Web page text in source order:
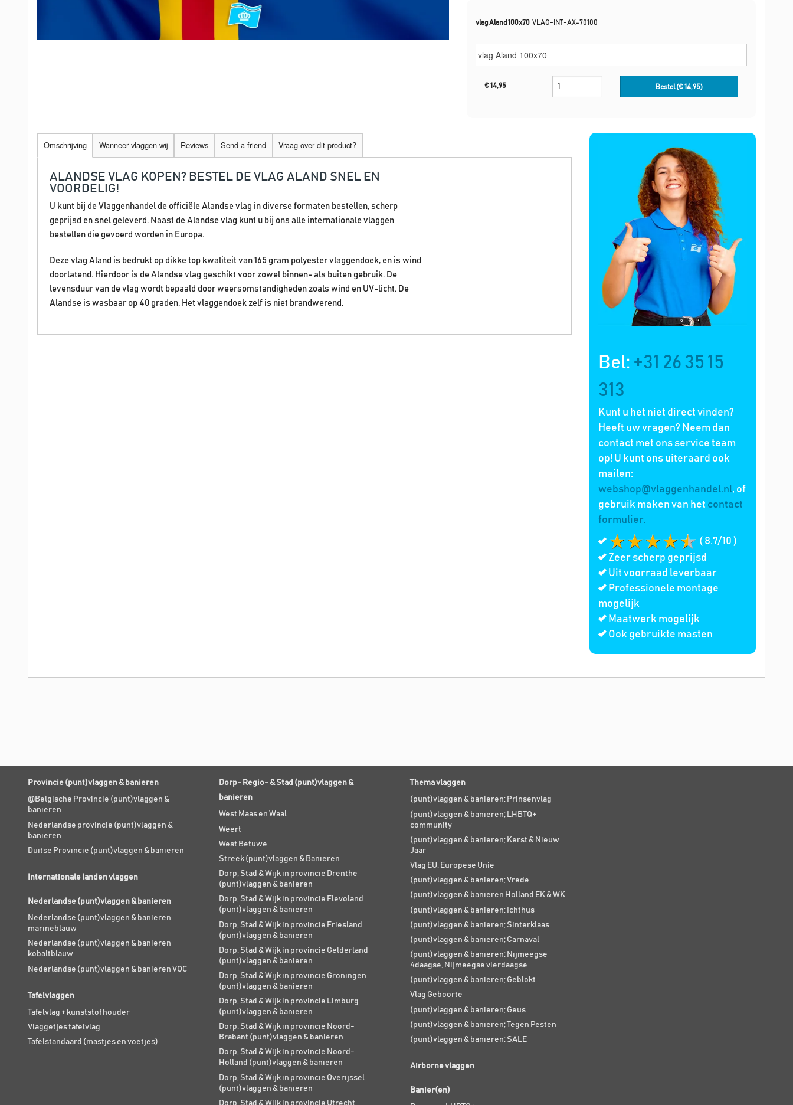
vlag Aland 100x70 VLAG-INT-AX-70100
€14,95 Bestel (€14,95)
Bel: +31 26 35 15
313
Kunt u het niet direct vinden?
Heeft uw vragen? Neem dan
contact met ons service team
op! U kunt ons uiteraard ook
mailen:
webshop@vlaggenhandel.nl, of
gebruik maken van het contact
formulier.
( 8.7/10 )
Zeer scherp geprijsd
Uit voorraad leverbaar
Professionele montage
mogelijk
Maatwerk mogelijk
Ook gebruikte masten
Omschrijving Wanneer vlaggen wij Reviews Send a friend Vraag over dit product?
ALANDSE VLAG KOPEN? BESTEL DE VLAG ALAND SNEL EN
VOORDELIG!
U kunt bij de Vlaggenhandel de officiële Alandse vlag in diverse formaten bestellen, scherp
geprijsd en snel geleverd. Naast de Alandse vlag kunt u bij ons alle internationale vlaggen
bestellen die gevoerd worden in Europa.
Deze vlag Aland is bedrukt op dikke top kwaliteit van 165 gram polyester vlaggendoek, en is wind
doorlatend. Hierdoor is de Alandse vlag geschikt voor zowel binnen- als buiten gebruik. De
levensduur van de vlag wordt bepaald door weersomstandigheden zoals wind en UV-licht. De
Alandse is wasbaar op 40 graden. Het vlaggendoek zelf is niet brandwerend.
Provincie (punt)vlaggen & banieren
@Belgische Provincie (punt)vlaggen &
banieren
Nederlandse provincie (punt)vlaggen &
banieren
Duitse Provincie (punt)vlaggen & banieren
Internationale landen vlaggen
Nederlandse (punt)vlaggen & banieren
Nederlandse (punt)vlaggen & banieren
marineblauw
Nederlandse (punt)vlaggen & banieren
kobaltblauw
Nederlandse (punt)vlaggen & banieren VOC
Tafelvlaggen
Tafelvlag + kunststof houder
Vlaggetjes tafelvlag
Tafelstandaard (mastjes en voetjes)
Dorp- Regio- & Stad (punt)vlaggen &
banieren
West Maas en Waal
Weert
West Betuwe
Streek (punt)vlaggen & Banieren
Dorp, Stad & Wijk in provincie Drenthe
(punt)vlaggen & banieren
Dorp, Stad & Wijk in provincie Flevoland
(punt)vlaggen & banieren
Dorp, Stad & Wijk in provincie Friesland
(punt)vlaggen & banieren
Dorp, Stad & Wijk in provincie Gelderland
(punt)vlaggen & banieren
Dorp, Stad & Wijk in provincie Groningen
(punt)vlaggen & banieren
Dorp, Stad & Wijk in provincie Limburg
(punt)vlaggen & banieren
Dorp, Stad & Wijk in provincie Noord-
Brabant (punt)vlaggen & banieren
Dorp, Stad & Wijk in provincie Noord-
Holland (punt)vlaggen & banieren
Dorp, Stad & Wijk in provincie Overijssel
(punt)vlaggen & banieren
Dorp, Stad & Wijk in provincie Utrecht
Thema vlaggen
(punt)vlaggen & banieren; Prinsenvlag
(punt)vlaggen & banieren; LHBTQ+
community
(punt)vlaggen & banieren; Kerst & Nieuw
Jaar
Vlag EU, Europese Unie
(punt)vlaggen & banieren; Vrede
(punt)vlaggen & banieren Holland EK & WK
(punt)vlaggen & banieren; Ichthus
(punt)vlaggen & banieren; Sinterklaas
(punt)vlaggen & banieren; Carnaval
(punt)vlaggen & banieren; Nijmeegse
4daagse, Nijmeegse vierdaagse
(punt)vlaggen & banieren; Geblokt
Vlag Geboorte
(punt)vlaggen & banieren; Geus
(punt)vlaggen & banieren; Tegen Pesten
(punt)vlaggen & banieren; SALE
Airborne vlaggen
Banier(en)